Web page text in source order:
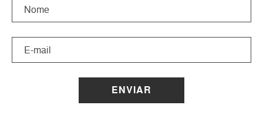
ENVIAR